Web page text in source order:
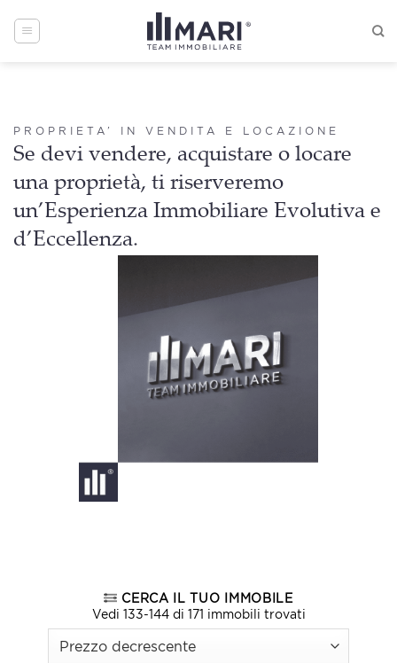
content
PROPRIETA’ IN VENDITA E LOCAZIONE
Se devi vendere, acquistare o locare
una proprietà, ti riserveremo
un’Esperienza Immobiliare Evolutiva e
d’Eccellenza.
CERCA IL TUO IMMOBILE
Vedi 133-144 di 171 immobili trovati